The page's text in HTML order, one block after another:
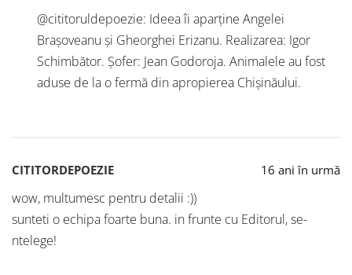
@cititoruldepoezie: Ideea îi aparține Angelei
Brașoveanu și Gheorghei Erizanu. Realizarea: Igor
Schimbător. Șofer: Jean Godoroja. Animalele au fost
aduse de la o fermă din apropierea Chișinăului.
CITITORDEPOEZIE 16 ani în urmă
wow, multumesc pentru detalii :))
sunteti o echipa foarte buna. in frunte cu Editorul, se-
ntelege!